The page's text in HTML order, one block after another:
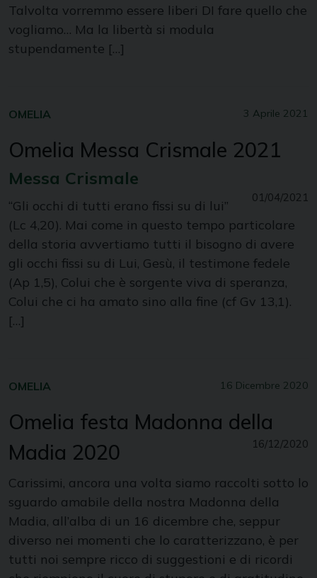
Talvolta vorremmo essere liberi DI fare quello che
vogliamo… Ma la libertà si modula
stupendamente […]
3 Aprile 2021
OMELIA
Omelia Messa Crismale 2021
Messa Crismale
01/04/2021
“Gli occhi di tutti erano fissi su di lui”
(Lc 4,20). Mai come in questo tempo particolare
della storia avvertiamo tutti il bisogno di avere
gli occhi fissi su di Lui, Gesù, il testimone fedele
(Ap 1,5), Colui che è sorgente viva di speranza,
Colui che ci ha amato sino alla fine (cf Gv 13,1).
[…]
16 Dicembre 2020
OMELIA
Omelia festa Madonna della
Madia 2020
16/12/2020
Carissimi, ancora una volta siamo raccolti sotto lo
sguardo amabile della nostra Madonna della
Madia, all’alba di un 16 dicembre che, seppur
diverso nei momenti che lo caratterizzano, è per
tutti noi sempre ricco di suggestioni e di ricordi